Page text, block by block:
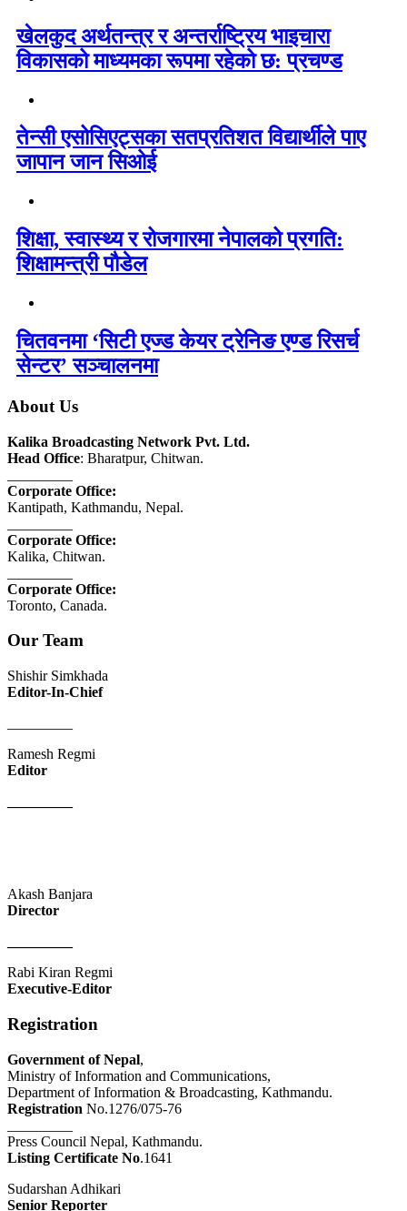
खेलकुद अर्थतन्त्र र अन्तर्राष्ट्रिय भाइचारा
विकासको माध्यमका रूपमा रहेको छ: प्रचण्ड
तेन्सी एसोसिएट्सका सतप्रतिशत विद्यार्थीले पाए
जापान जान सिओई
शिक्षा, स्वास्थ्य र रोजगारमा नेपालको प्रगति:
शिक्षामन्त्री पौडेल
चितवनमा ‘सिटी एज्ड केयर ट्रेनिङ एण्ड रिसर्च
सेन्टर’ सञ्चालनमा
About Us
Kalika Broadcasting Network Pvt. Ltd.
Head Office: Bharatpur, Chitwan.
Corporate Office:
Kantipath, Kathmandu, Nepal.
Corporate Office:
Kalika, Chitwan.
Corporate Office:
Toronto, Canada.
Our Team
Shishir Simkhada
Editor-In-Chief
Ramesh Regmi
Editor
Akash Banjara
Director
Rabi Kiran Regmi
Executive-Editor
Registration
Government of Nepal,
Ministry of Information and Communications,
Department of Information & Broadcasting, Kathmandu.
Registration No.1276/075-76
Press Council Nepal, Kathmandu.
Listing Certificate No.1641
Sudarshan Adhikari
Senior Reporter